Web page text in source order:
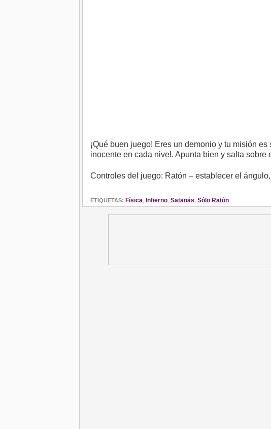
¡Qué buen juego! Eres un demonio y tu misión
inocente en cada nivel. Apunta bien y salta
Controles del juego: Ratón – establecer el
ETIQUETAS: Física, Infierno, Satanás, Sólo Ratón